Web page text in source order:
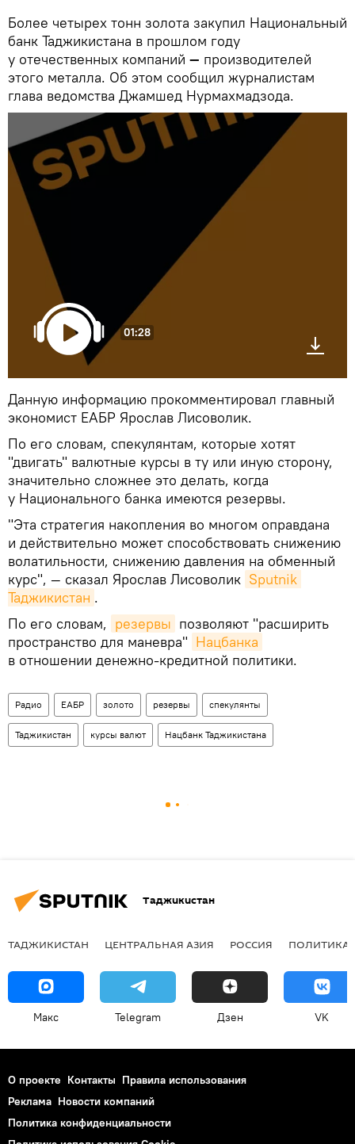
Более четырех тонн золота закупил Национальный
банк Таджикистана в прошлом году
у отечественных компаний — производителей
этого металла. Об этом сообщил журналистам
глава ведомства Джамшед Нурмахмадзода.
01:28
Данную информацию прокомментировал главный
экономист ЕАБР Ярослав Лисоволик.
По его словам, спекулянтам, которые хотят
"двигать" валютные курсы в ту или иную сторону,
значительно сложнее это делать, когда
у Национального банка имеются резервы.
"Эта стратегия накопления во многом оправдана
и действительно может способствовать снижению
волатильности, снижению давления на обменный
курс", — сказал Ярослав Лисоволик Sputnik
Таджикистан .
По его словам, резервы позволяют "расширить
пространство для маневра" Нацбанка
в отношении денежно-кредитной политики.
Радио ЕАБР золото резервы спекулянты
Таджикистан курсы валют Нацбанк Таджикистана
Таджикистан
ТАДЖИКИСТАН ЦЕНТРАЛЬНАЯ АЗИЯ РОССИЯ ПОЛИТИКА
Макс Telegram Дзен VK
О проекте Контакты Правила использования
Реклама Новости компаний
Политика конфиденциальности